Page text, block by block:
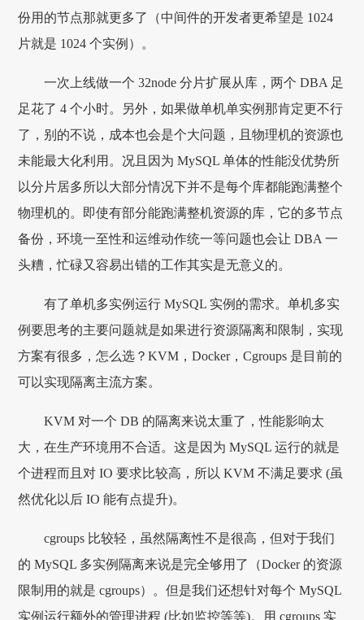
份用的节点那就更多了（中间件的开发者更希望是 1024
片就是 1024 个实例）。
一次上线做一个 32node 分片扩展从库，两个 DBA 足
足花了 4 个小时。另外，如果做单机单实例那肯定更不行
了，别的不说，成本也会是个大问题，且物理机的资源也
未能最大化利用。况且因为 MySQL 单体的性能没优势所
以分片居多所以大部分情况下并不是每个库都能跑满整个
物理机的。即使有部分能跑满整机资源的库，它的多节点
备份，环境一至性和运维动作统一等问题也会让 DBA 一
头糟，忙碌又容易出错的工作其实是无意义的。
有了单机多实例运行 MySQL 实例的需求。单机多实
例要思考的主要问题就是如果进行资源隔离和限制，实现
方案有很多，怎么选？KVM，Docker，Cgroups 是目前的
可以实现隔离主流方案。
KVM 对一个 DB 的隔离来说太重了，性能影响太
大，在生产环境用不合适。这是因为 MySQL 运行的就是
个进程而且对 IO 要求比较高，所以 KVM 不满足要求 (虽
然优化以后 IO 能有点提升)。
cgroups 比较轻，虽然隔离性不是很高，但对于我们
的 MySQL 多实例隔离来说是完全够用了（Docker 的资源
限制用的就是 cgroups）。但是我们还想针对每个 MySQL
实例运行额外的管理进程 (比如监控等等)。用 cgroups 实